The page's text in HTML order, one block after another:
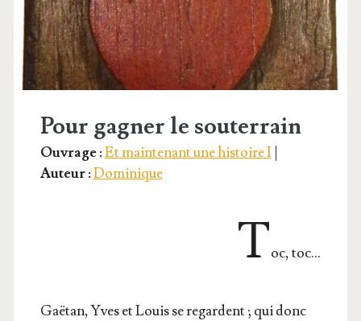
Pour gagner le souterrain
Ouvrage :Et maintenant une histoire I
Auteur :Dominique
Toc, toc…
Gaë­tan, Yves et Louis se regardent ; qui donc